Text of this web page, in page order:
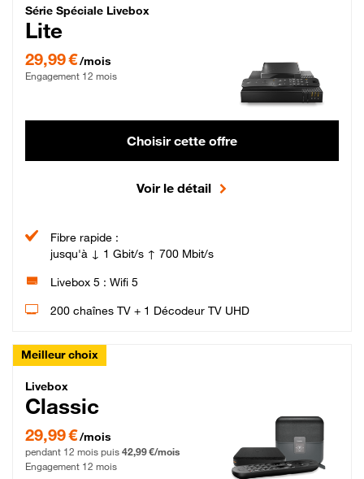
Série Spéciale Livebox Lite Fibre
Série Spéciale Livebox
Lite
29,99 €/mois
Engagement 12 mois
Choisir cette offre
Voir le détail
Fibre rapide :
jusqu'à ↓ 1 Gbit/s ↑ 700 Mbit/s
Livebox 5 : Wifi 5
200 chaînes TV + 1 Décodeur TV UHD
Meilleur choix
Livebox Classic Fibre
Livebox
Classic
29,99 € par mois pendant 12 mois puis 42,99 € par mois, Engagement 12 mois
29,99 €/mois
pendant 12 mois puis 42,99 €/mois
Engagement 12 mois